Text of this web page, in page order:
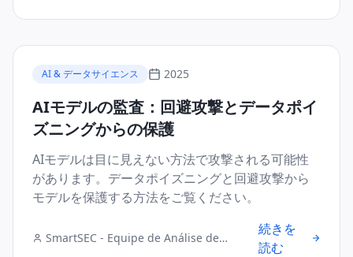
AI & データサイエンス 2025
AIモデルの監査：回避攻撃とデータポイ
ズニングからの保護
AIモデルは目に見えない方法で攻撃される可能性
があります。データポイズニングと回避攻撃から
モデルを保護する方法をご覧ください。
SmartSEC - Equipe de Análise de
続きを
読む